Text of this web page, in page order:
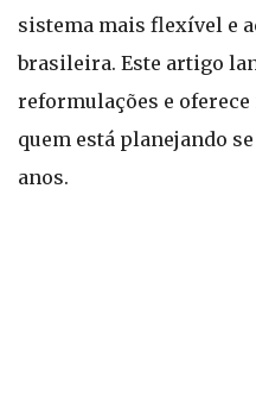
sistema mais flexível e
brasileira. Este artigo
reformulações e
quem está planejando
anos.